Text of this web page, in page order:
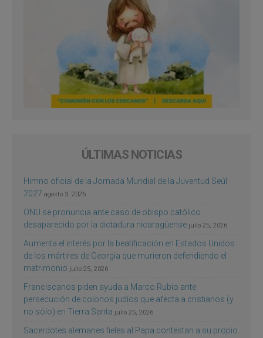
ÚLTIMAS NOTICIAS
Himno oficial de la Jornada Mundial de la Juventud Seúl
2027 agosto 3, 2026
ONU se pronuncia ante caso de obispo católico
desaparecido por la dictadura nicaragüense julio 25, 2026
Aumenta el interés por la beatificación en Estados Unidos
de los mártires de Georgia que murieron defendiendo el
matrimonio julio 25, 2026
Franciscanos piden ayuda a Marco Rubio ante
persecución de colonos judíos que afecta a cristianos (y
no sólo) en Tierra Santa julio 25, 2026
Sacerdotes alemanes fieles al Papa contestan a su propio